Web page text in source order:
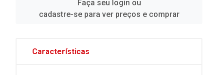
Faça seu login ou
cadastre-se para ver preços e comprar
Características